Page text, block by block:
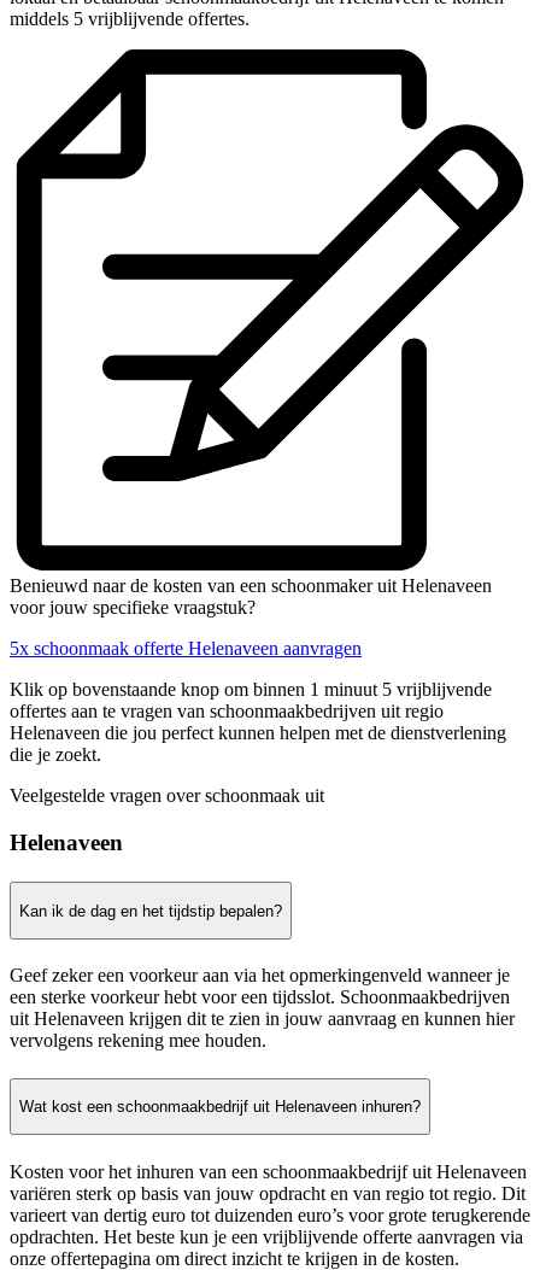
middels 5 vrijblijvende offertes.
Benieuwd naar de kosten van een schoonmaker uit Helenaveen
voor jouw specifieke vraagstuk?
5x schoonmaak offerte Helenaveen aanvragen
Klik op bovenstaande knop om binnen 1 minuut 5 vrijblijvende
offertes aan te vragen van schoonmaakbedrijven uit regio
Helenaveen die jou perfect kunnen helpen met de dienstverlening
die je zoekt.
Veelgestelde vragen over schoonmaak uit
Helenaveen
Kan ik de dag en het tijdstip bepalen?
Geef zeker een voorkeur aan via het opmerkingenveld wanneer je
een sterke voorkeur hebt voor een tijdsslot. Schoonmaakbedrijven
uit Helenaveen krijgen dit te zien in jouw aanvraag en kunnen hier
vervolgens rekening mee houden.
Wat kost een schoonmaakbedrijf uit Helenaveen inhuren?
Kosten voor het inhuren van een schoonmaakbedrijf uit Helenaveen
variëren sterk op basis van jouw opdracht en van regio tot regio. Dit
varieert van dertig euro tot duizenden euro’s voor grote terugkerende
opdrachten. Het beste kun je een vrijblijvende offerte aanvragen via
onze offertepagina om direct inzicht te krijgen in de kosten.